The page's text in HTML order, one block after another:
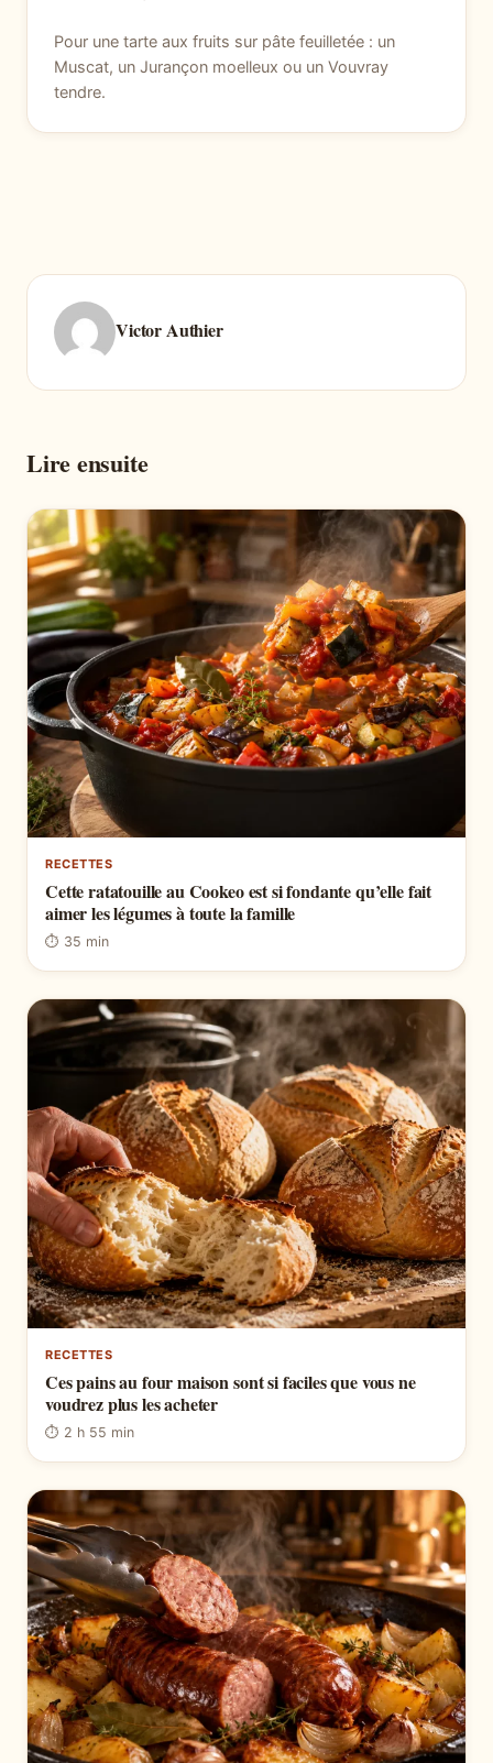
Pour une tarte aux fruits sur pâte feuilletée : un
Muscat, un Jurançon moelleux ou un Vouvray
tendre.
Victor Authier
Lire ensuite
RECETTES
Cette ratatouille au Cookeo est si fondante qu’elle fait
aimer les légumes à toute la famille
⏱ 35 min
RECETTES
Ces pains au four maison sont si faciles que vous ne
voudrez plus les acheter
⏱ 2 h 55 min